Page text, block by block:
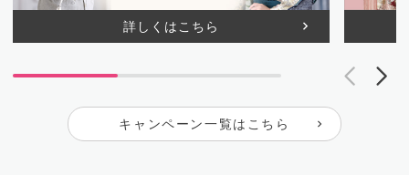
詳しくはこちら
キャンペーン一覧はこちら